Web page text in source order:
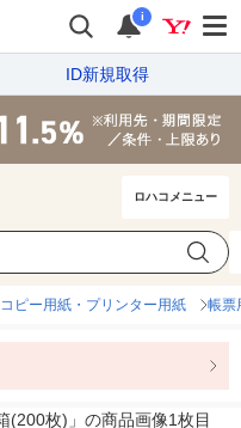
i
ID新規取得
ロハコメニュー
コピー用紙・プリンター用紙 帳票